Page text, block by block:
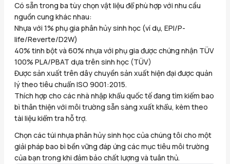
Có sẵn trong ba tùy chọn vật liệu để phù hợp với nhu cầu
nguồn cung khác nhau:
Nhựa với 1% phụ gia phân hủy sinh học (ví dụ, EPI/P-
life/Reverte/D2W)
40% tinh bột và 60% nhựa với phụ gia được chứng nhận TÜV
100% PLA/PBAT dựa trên sinh học (TÜV)
Được sản xuất trên dây chuyền sản xuất hiện đại được quản
lý theo tiêu chuẩn ISO 9001:2015.
Thích hợp cho các nhà nhập khẩu quốc tế đang tìm kiếm bao
bì thân thiện với môi trường sẵn sàng xuất khẩu, kèm theo
tài liệu kiểm tra hỗ trợ.
Chọn các túi nhựa phân hủy sinh học của chúng tôi cho một
giải pháp bao bì bền vững đáp ứng các mục tiêu môi trường
của bạn trong khi đảm bảo chất lượng và tuân thủ.